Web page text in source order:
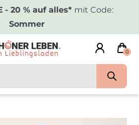
- 20 % auf alles* mit Code:
Sommer
0